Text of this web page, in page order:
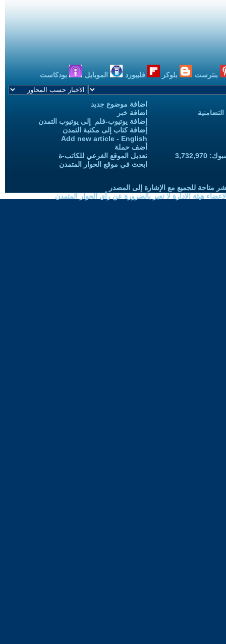
بنترست بلوكر فليبورد الموبايل بودكاست
اضافة موضوع جديد
اضافة خبر
إضافة يوتيوب-فلم إلى يوتيوب التمدن
إضافة كتاب إلى مكتبة التمدن
Add new article - English
أضف حملة
تعديل الموقع الفرعي للكاتب-ة
ابحث في موقع الحوار المتمدن
متاحة للجميع مع الإشارة إلى المصدر
هيئة الادارة لا تعبر بالضرورة عن رأي الحوار المتمدن